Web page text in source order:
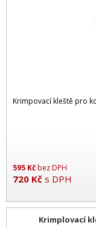
Krimpovací kleště pro
595 Kčbez DPH
720 Kč s DPH
Krimplovací